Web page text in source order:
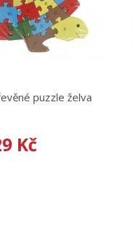
puzzle želva
Kč